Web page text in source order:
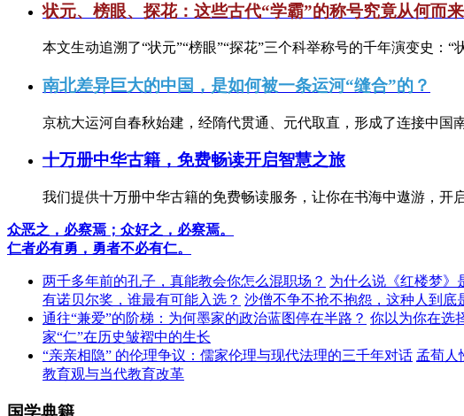
状元、榜眼、探花：这些古代“学霸”的称号究竟从何而来
本文生动追溯了“状元”“榜眼”“探花”三个科举称号的千年演变史：“
南北差异巨大的中国，是如何被一条运河“缝合”的？
京杭大运河自春秋始建，经隋代贯通、元代取直，形成了连接中国
十万册中华古籍，免费畅读开启智慧之旅
我们提供十万册中华古籍的免费畅读服务，让你在书海中遨游，开
众恶之，必察焉；众好之，必察焉。
仁者必有勇，勇者不必有仁。
两千多年前的孔子，真能教会你怎么混职场？ 为什么说《红楼梦》
有诺贝尔奖，谁最有可能入选？ 沙僧不争不抢不抱怨，这种人到底
通往“兼爱”的阶梯：为何墨家的政治蓝图停在半路？ 你以为你在选
家“仁”在历史皱褶中的生长
“亲亲相隐” 的伦理争议：儒家伦理与现代法理的三千年对话 孟荀人
教育观与当代教育改革
国学典籍